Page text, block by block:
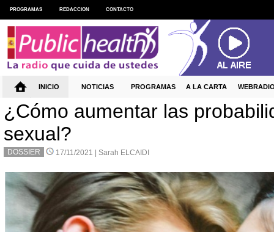
¿Cómo aumentar las
sexual?
DOSSIER 17/11/2021 | Sarah ELCAIDI
PROGRAMAS REDACCION CONTACTO
INICIO NOTICIAS PROGRAMAS A LA CARTA